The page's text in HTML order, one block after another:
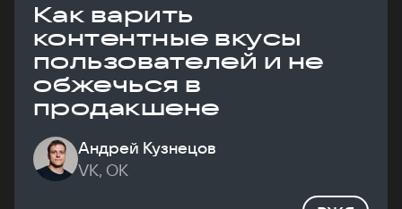
Как варить
контентные вкусы
пользователей и не
обжечься в
продакшене
Андрей Кузнецов
VK, ОК